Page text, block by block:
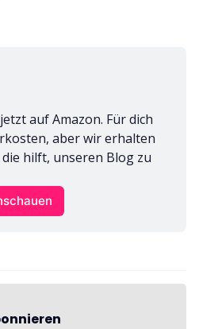
jetzt auf Amazon. Für dich
aber wir erhalten
hilft, unseren Blog zu